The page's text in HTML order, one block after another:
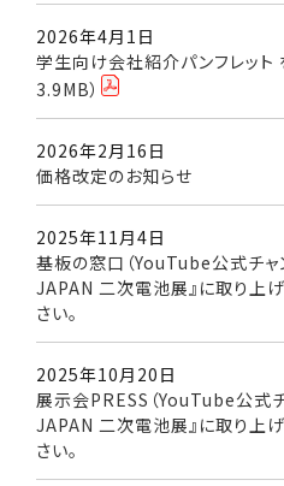
2026年4月1日
学生向け会社紹介パンフレット
3.9MB）
2026年2月16日
価格改定のお知らせ
2025年11月4日
基板の窓口（YouTube公式チャ
JAPAN 二次電池展』に取り上げ
さい。
2025年10月20日
展示会PRESS（YouTube公式
JAPAN 二次電池展』に取り上げ
さい。